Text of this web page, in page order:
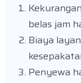
belas jam
Biaya
Penyewa